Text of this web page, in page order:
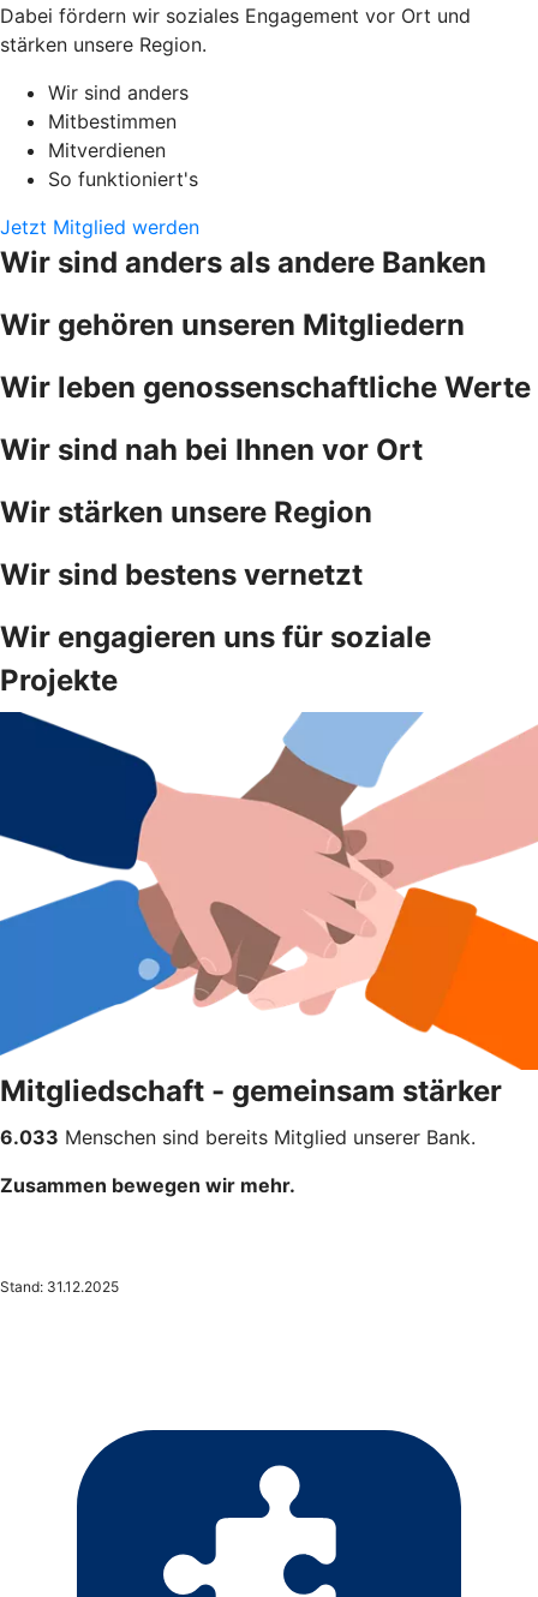
Dabei fördern wir soziales Engagement vor Ort und
stärken unsere Region.
Wir sind anders
Mitbestimmen
Mitverdienen
So funktioniert's
Jetzt Mitglied werden
Wir sind anders als andere Banken
Wir gehören unseren Mitgliedern
Wir leben genossenschaftliche Werte
Wir sind nah bei Ihnen vor Ort
Wir stärken unsere Region
Wir sind bestens vernetzt
Wir engagieren uns für soziale
Projekte
Mitgliedschaft - gemeinsam stärker
6.033 Menschen sind bereits Mitglied unserer Bank.
Zusammen bewegen wir mehr.
Stand: 31.12.2025